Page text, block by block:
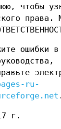
чтобы
права.
ошибки в
ru-
г.